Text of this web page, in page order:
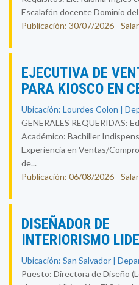
Escalafón docente Dominio del
Publicación: 30/07/2026 -
EJECUTIVA DE
PARA KIOSCO EN
Ubicación: Lourdes Colon |
GENERALES REQUERIDAS:
Académico: Bachiller
Experiencia en Ventas/
de...
Publicación: 06/08/2026 -
DISEÑADOR DE
INTERIORISMO
Ubicación: San Salvador |
Puesto: Directora de Diseño